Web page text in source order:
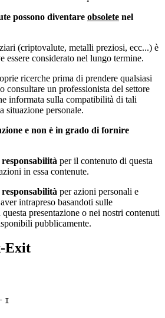
possono diventare obsolete nel
(criptovalute, metalli preziosi, ecc...) è
essere considerato nel lungo termine.
ricerche prima di prendere qualsiasi
consultare un professionista del settore
informata sulla compatibilità di tali
situazione personale.
e non è in grado di fornire
per il contenuto di questa
in essa contenute.
per azioni personali e
intrapreso basandoti sulle
presentazione o nei nostri contenuti
pubblicamente.
Exit
I